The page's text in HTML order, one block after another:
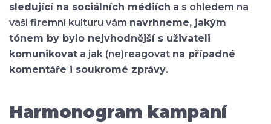
sledující na sociálních médiích a s ohledem na
vaši firemní kulturu vám navrhneme, jakým
tónem by bylo nejvhodnější s uživateli
komunikovat a jak (ne)reagovat na případné
komentáře i soukromé zprávy.
Harmonogram kampaní